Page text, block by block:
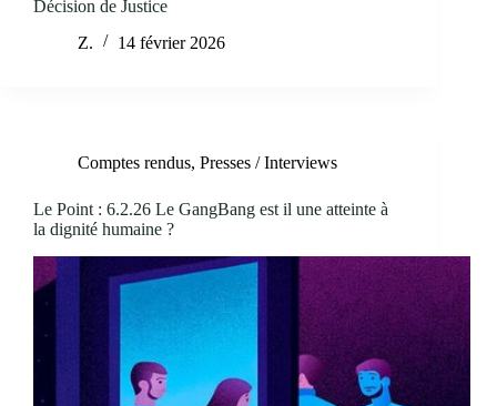
Décision de Justice
Z.
14 février 2026
Comptes rendus, Presses / Interviews
Le Point : 6.2.26 Le GangBang est il une atteinte à
la dignité humaine ?